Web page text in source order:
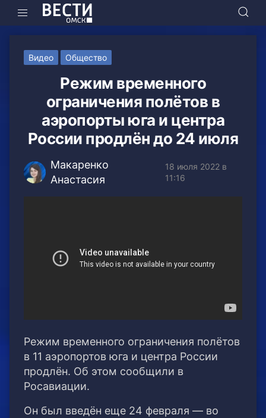
Видео Общество
Режим временного
ограничения полётов в
аэропорты юга и центра
России продлён до 24 июля
Макаренко
Анастасия
18 июля 2022 в
11:16
Режим временного ограничения полётов
в 11 аэропортов юга и центра России
продлён. Об этом сообщили в
Росавиации.
Он был введён еще 24 февраля — во